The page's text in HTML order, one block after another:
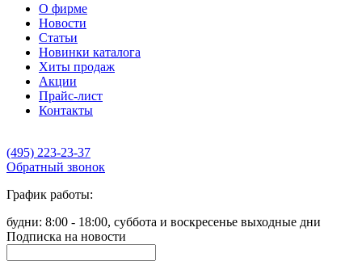
О фирме
Новости
Статьи
Новинки каталога
Хиты продаж
Акции
Прайс-лист
Контакты
(495) 223-23-37
Обратный звонок
График работы:
будни: 8:00 - 18:00, суббота и воскресенье выходные дни
Подписка на новости